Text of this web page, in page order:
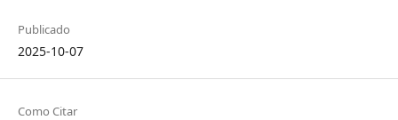
Publicado
2025-10-07
Como Citar